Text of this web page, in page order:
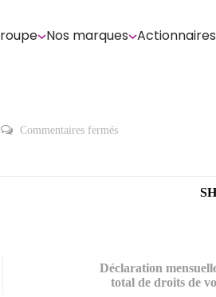
Nos marques Actionnaires
Commentaires ferméssur
Déclaration
total de droits de